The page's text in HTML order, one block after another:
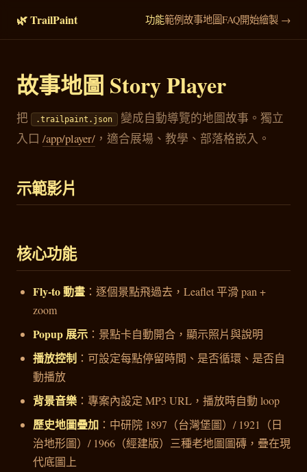
🌿 TrailPaint 功能範例故事地圖FAQ開始繪製 →
故事地圖 Story Player
把 .trailpaint.json 變成自動導覽的地圖故事。獨立
入口 /app/player/ ，適合展場、教學、部落格嵌入。
示範影片
核心功能
Fly-to 動畫 ：逐個景點飛過去，Leaflet 平滑 pan +
zoom
Popup 展示 ：景點卡自動開合，顯示照片與說明
播放控制 ：可設定每點停留時間、是否循環、是否自
動播放
背景音樂 ：專案內設定 MP3 URL，播放時自動 loop
歷史地圖疊加 ：中研院 1897（台灣堡圖）/ 1921（日
治地形圖）/ 1966（經建版）三種老地圖圖磚，疊在現
代底圖上